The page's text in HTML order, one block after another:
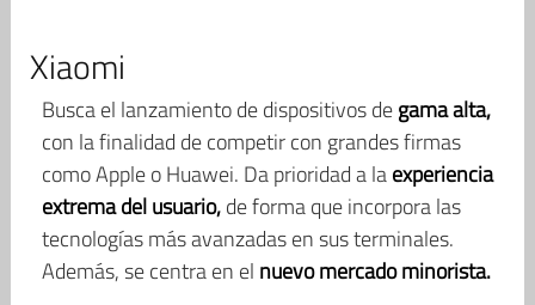
Xiaomi
Busca el lanzamiento de dispositivos degama alta,
con la finalidad de competir con grandes firmas
como Apple o Huawei. Da prioridad a laexperiencia
extrema del usuario,de forma que incorpora las
tecnologías más avanzadas en sus terminales.
Además, se centra en el nuevo mercado minorista.